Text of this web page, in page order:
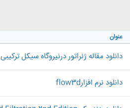
عنوان
دانلود مقاله ژنراتور درنیروگاه سیکل ترکیبی
دانلود نرم افزارflow3d